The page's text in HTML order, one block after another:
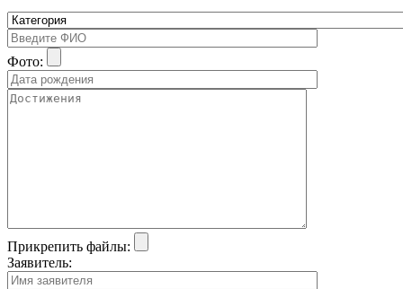
Фото:
Прикрепить файлы:
Заявитель: